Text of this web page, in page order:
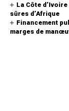
La Côte
sûres d’Afrique
Financement
marges de